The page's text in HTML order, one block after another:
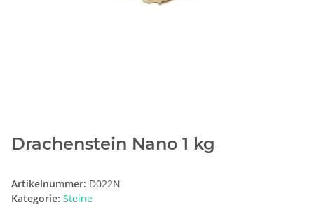
Drachenstein Nano 1 kg
Artikelnummer: D022N
Kategorie: Steine